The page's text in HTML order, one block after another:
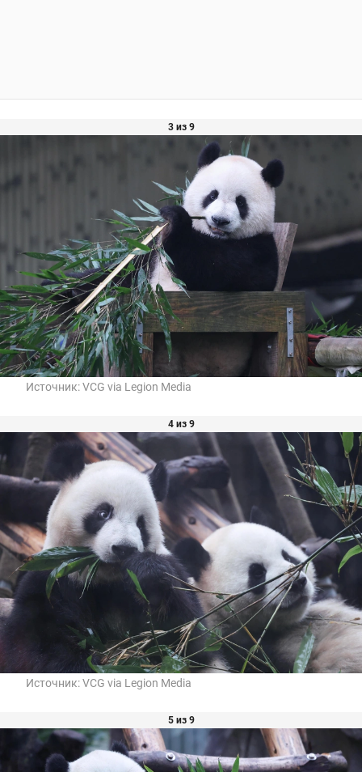
3 из 9
Источник:VCG via Legion Media
4 из 9
Источник:VCG via Legion Media
5 из 9